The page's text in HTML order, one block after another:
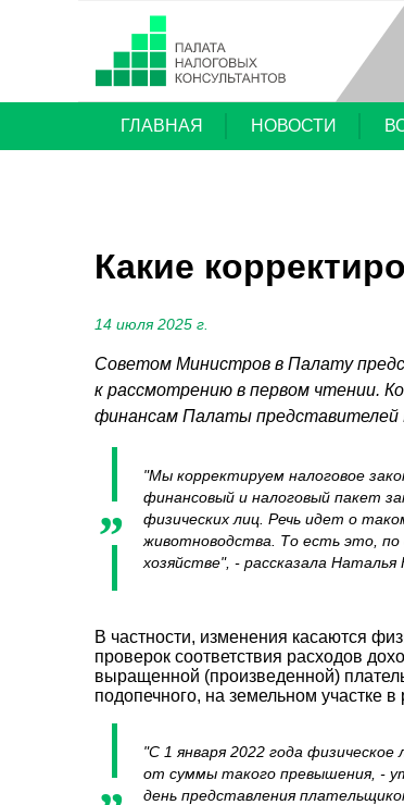
ГЛАВНАЯ НОВОСТИ
Какие
14 июля 2025 г.
Советом Министров в Палату
к рассмотрению в первом чтении.
финансам Палаты представителей
"Мы корректируем налоговое
финансовый и налоговый пакет
физических лиц. Речь идет о
животноводства. То есть это, по
хозяйстве", - рассказала Наталья
В частности, изменения касаются
проверок соответствия расходов
выращенной (произведенной)
подопечного, на земельном участке
"С 1 января 2022 года физическое
от суммы такого превышения, -
день представления